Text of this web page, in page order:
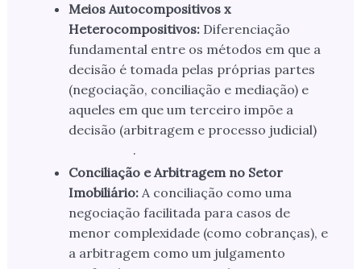
Meios Autocompositivos x
Heterocompositivos:Diferenciação
fundamental entre os métodos em que a
decisão é tomada pelas próprias partes
(negociação, conciliação e mediação) e
aqueles em que um terceiro impõe a
decisão (arbitragem e processo judicial)
.
Conciliação e Arbitragem no Setor
Imobiliário:A conciliação como uma
negociação facilitada para casos de
menor complexidade (como cobranças), e
a arbitragem como um julgamento